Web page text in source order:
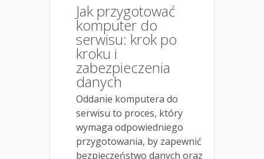
Jak przygotować
komputer do
serwisu: krok po
kroku i
zabezpieczenia
danych
Oddanie komputera do
serwisu to proces, który
wymaga odpowiedniego
przygotowania, by zapewnić
bezpieczeństwo danych oraz